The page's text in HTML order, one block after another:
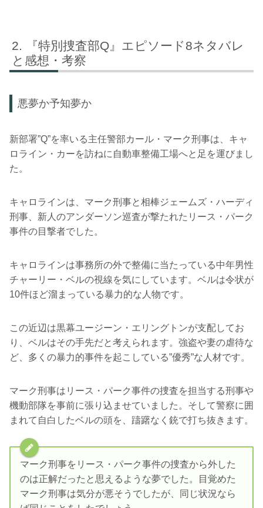
『特別捜査部Q』エピソード8ネタバレ
と感想・考察
悪夢か予知夢か
新部署”Q”を率いる主任警部カール・マーク刑事は、キャ
ロライン・カーを訪ねに自動車整備工場へと足を運びまし
た。
キャロラインは、マーク刑事と相棒ジェームズ・ハーディ
刑事、新人のアンダーソン巡査が撃たれたリース・パーク
事件の目撃者でした。
キャロラインは事務所の外で整備に当たっている中年男性
チャーリー・ベルの視線を気にしています。ベルは令状が
10件ほど溜まっている暴力的な人物です。
この近辺は黒幕ユージーン・エリングトンが支配してお
り、ベルはその手先だと考えられます。強盗や妻の虐待な
ど、多くの暴力的事件を起こしている”優秀”な人材です。
マーク刑事はリース・パーク事件の捜査を担当する刑事や
機動部隊を事前に張り込ませていました。そして警察に囲
まれて自白したベルの頭を、躊躇なく銃で打ち抜きます。
マーク刑事をリース・パーク事件の捜査から外した
のは正解だったと思えるような夢でした。目覚めた
マーク刑事は気分が悪そうでしたが、同じ状況なら